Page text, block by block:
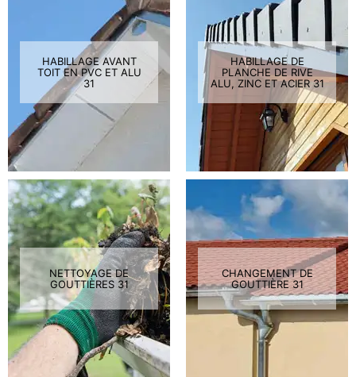
HABILLAGE AVANT
TOIT EN PVC ET ALU
31
HABILLAGE DE
PLANCHE DE RIVE
ALU, ZINC ET ACIER 31
NETTOYAGE DE
GOUTTIÈRES 31
CHANGEMENT DE
GOUTTIÈRE 31